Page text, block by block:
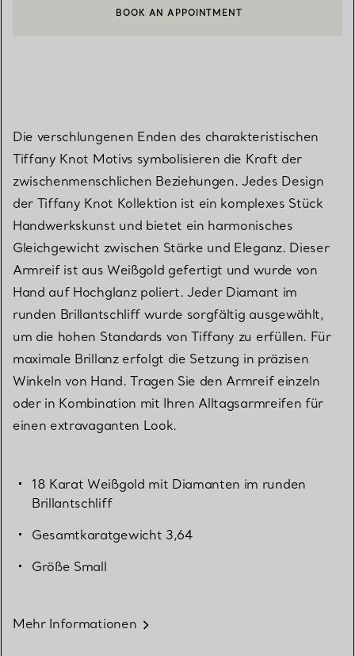
EINEN KUNDENBERATER KONTAKTIEREN ODER EINEN
BOOK AN APPOINTMENT
Die verschlungenen Enden des charakteristischen
Tiffany Knot Motivs symbolisieren die Kraft der
zwischenmenschlichen Beziehungen. Jedes Design
der Tiffany Knot Kollektion ist ein komplexes Stück
Handwerkskunst und bietet ein harmonisches
Gleichgewicht zwischen Stärke und Eleganz. Dieser
Armreif ist aus Weißgold gefertigt und wurde von
Hand auf Hochglanz poliert. Jeder Diamant im
runden Brillantschliff wurde sorgfältig ausgewählt,
um die hohen Standards von Tiffany zu erfüllen. Für
maximale Brillanz erfolgt die Setzung in präzisen
Winkeln von Hand. Tragen Sie den Armreif einzeln
oder in Kombination mit Ihren Alltagsarmreifen für
einen extravaganten Look.
18 Karat Weißgold mit Diamanten im runden
Brillantschliff
Gesamtkaratgewicht 3,64
Größe Small
Mehr Informationen